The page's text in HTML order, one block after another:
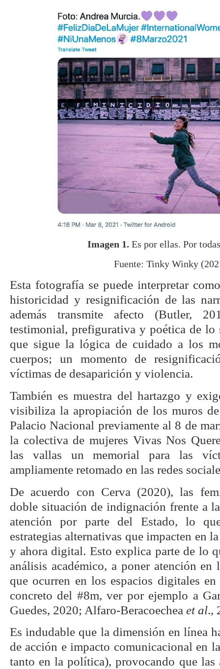
Imagen 1. Es por ellas. Por
Fuente: Tinky Winky
Esta fotografía se puede interpretar
historicidad y resignificación de las
además transmite afecto (Butler,
testimonial, prefigurativa y poética de lo
que sigue la lógica de cuidado a los
cuerpos; un momento de
víctimas de desaparición y violencia.
También es muestra del hartazgo y
visibiliza la apropiación de los muros
Palacio Nacional previamente al 8 de
la colectiva de mujeres Vivas Nos
las vallas un memorial para las
ampliamente retomado en las redes
De acuerdo con Cerva (2020), las
doble situación de indignación frente a
atención por parte del Estado, lo
estrategias alternativas que impacten en
y ahora digital. Esto explica parte de lo
análisis académico, a poner atención en
que ocurren en los espacios digitales
concreto del #8m, ver por ejemplo a
Guedes, 2020; Alfaro-Beracoechea et al.,
Es indudable que la dimensión en línea
de acción e impacto comunicacional en
tanto en la política), provocando que las